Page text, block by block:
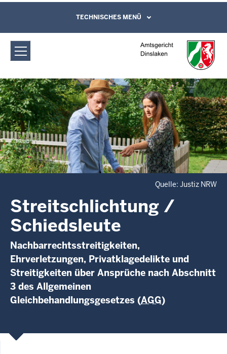
Amtsgericht Dinslaken:
Streitschlichtung / Schiedsleute
Direkt zum Inhalt
Leichte Sprache, Gebärdensprachenvideo
und Kontaktformular
TECHNISCHES MENÜ
Quelle: Justiz NRW
Streitschlichtung /
Schiedsleute
Nachbarrechtsstreitigkeiten,
Ehrverletzungen, Privatklagedelikte und
Streitigkeiten über Ansprüche nach Abschnitt
3 des Allgemeinen
Gleichbehandlungsgesetzes (AGG)